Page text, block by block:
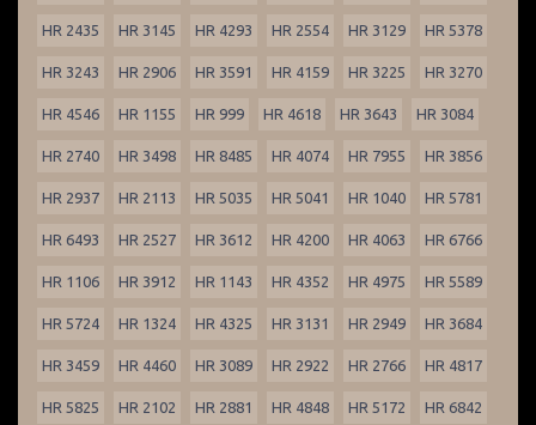
HR 2435 HR 3145 HR 4293 HR 2554 HR 3129 HR 5378
HR 3243 HR 2906 HR 3591 HR 4159 HR 3225 HR 3270
HR 4546 HR 1155 HR 999 HR 4618 HR 3643 HR 3084
HR 2740 HR 3498 HR 8485 HR 4074 HR 7955 HR 3856
HR 2937 HR 2113 HR 5035 HR 5041 HR 1040 HR 5781
HR 6493 HR 2527 HR 3612 HR 4200 HR 4063 HR 6766
HR 1106 HR 3912 HR 1143 HR 4352 HR 4975 HR 5589
HR 5724 HR 1324 HR 4325 HR 3131 HR 2949 HR 3684
HR 3459 HR 4460 HR 3089 HR 2922 HR 2766 HR 4817
HR 5825 HR 2102 HR 2881 HR 4848 HR 5172 HR 6842